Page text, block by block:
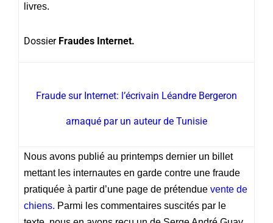
livres.
Dossier Fraudes Internet.
Fraude sur Internet: l’écrivain Léandre Bergeron
arnaqué par un auteur de Tunisie
Nous avons publié au printemps dernier un billet
mettant les internautes en garde contre une fraude
pratiquée à partir d’une page de prétendue vente de
chiens. Parmi les commentaires suscités par le